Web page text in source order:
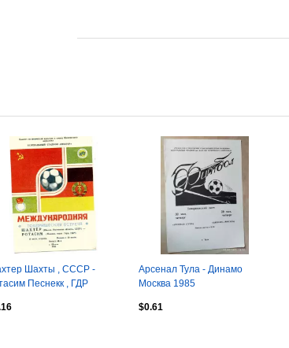
Шахты , СССР -
Песнекк , ГДР
Арсенал Тула - Динамо
Москва 1985
$0.61